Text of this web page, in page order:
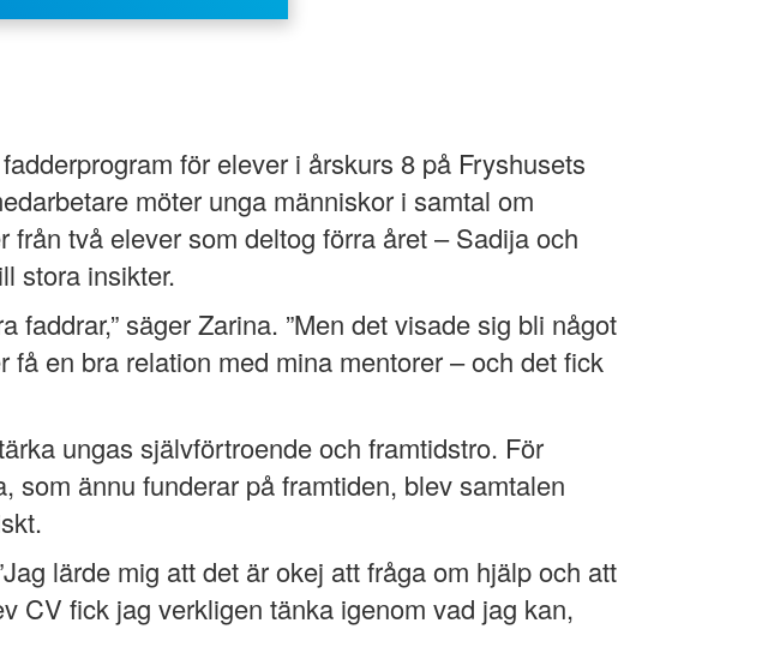
för elever i årskurs 8 på Fryshusets
möter unga människor i samtal om
två elever som deltog förra året – Sadija och
stora insikter.
säger Zarina. ”Men det visade sig bli något
få en bra relation med mina mentorer – och det fick
ungas självförtroende och framtidstro. För
som ännu funderar på framtiden, blev samtalen
lärde mig att det är okej att fråga om hjälp och att
CV fick jag verkligen tänka igenom vad jag kan,